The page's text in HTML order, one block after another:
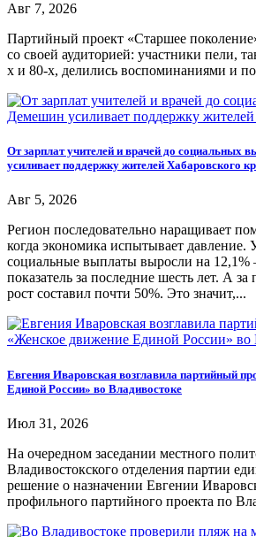
Авг 7, 2026
Партийный проект «Старшее
со своей аудиторией: участники пели,
х и 80-х, делились воспоминаниями и
От зарплат учителей и врачей до социальных
усиливает поддержку жителей Хабаровского
Авг 5, 2026
Регион последовательно наращивает
когда экономика испытывает давление.
социальные выплаты выросли на
показатель за последние шесть лет. А
рост составил почти 50%. Это значит,...
Евгения Иваровская возглавила партийный
Единой России» во Владивостоке
Июл 31, 2026
На очередном заседании местного
Владивостокского отделения партии
решение о назначении Евгении
профильного партийного проекта по